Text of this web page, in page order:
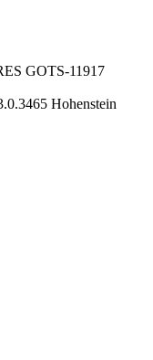
GOTS-11917
Hohenstein